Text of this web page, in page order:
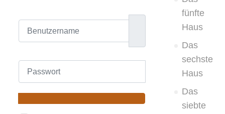
fünfte
Haus
Das
sechste
Haus
Das
siebte
Benutzername
Passwort
Passwort anzeigen